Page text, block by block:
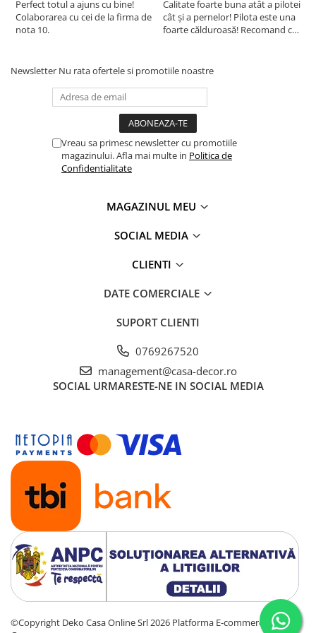
in acest fel, eticheta de testare ofera un instrument
important de luare a deciziilor atunci cand achizitionati
produse textile. increderea in textile – un sinonim
Perfect totul a ajuns cu bine!
Colaborarea cu cei de la firma de
nota 10.
Calitate foarte buna atât a pilotei
cât și a pernelor! Pilota este una
foarte călduroasă! Recomand cu
Newsletter Nu rata ofertele si promotiile noastre
Vreau sa primesc newsletter cu promotiile
magazinului. Afla mai multe in Politica de
Confidentialitate
MAGAZINUL MEU
SOCIAL MEDIA
CLIENTI
DATE COMERCIALE
SUPORT CLIENTI
0769267520
management@casa-decor.ro
SOCIAL URMARESTE-NE IN SOCIAL MEDIA
©Copyright Deko Casa Online Srl 2026 Platforma E-commerce by